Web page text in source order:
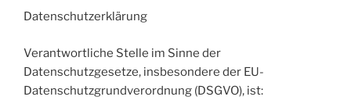
Datenschutzerklärung
Verantwortliche Stelle im Sinne der
Datenschutzgesetze, insbesondere der EU-
Datenschutzgrundverordnung (DSGVO), ist: